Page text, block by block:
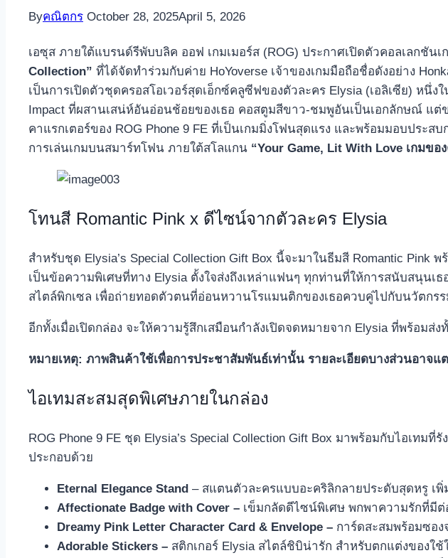
Byคณิตกร October 28, 2025April 5, 2026
เอซุส ภายใต้แบรนด์รีพับบลิค ออฟ เกมเมอร์ส (ROG) ประกาศเปิดตัวคอลเลกชัน
Collection” ที่ได้จัดทำร่วมกับค่าย HoYoverse เจ้าของเกมมือถือชื่อดังอย่าง
เป็นการเปิดตัวชุดครอสโอเวอร์สุดเอ็กซ์คลูซีฟของตัวละคร Elysia (เอลิเซีย) ห
Impact ที่ผสานเสน่ห์อันอ่อนช้อยของเธอ คอสตูมสีขาว-ชมพูอันเป็นเอกลักษณ์ แ
คาแรกเตอร์ของ ROG Phone 9 FE ที่เป็นเกมมิ่งโฟนสุดแรง และพร้อมมอบปร
การเล่นเกมบนสมาร์ทโฟน ภายใต้สโลแกน “Your Game, Lit With Love เกมขอ
โทนสี Romantic Pink x ดีไซน์จากตัวละคร Elysia
สำหรับชุด Elysia’s Special Collection Gift Box นี้จะมาในธีมสี Romantic Pink
เป็นข้อความพิเศษที่ทาง Elysia ตั้งใจส่งถึงเหล่าแฟนๆ ทุกท่านที่ให้การสนับสนุน
สไตล์พิกเซล เพื่อถ่ายทอดตัวตนที่อ่อนหวานโรแมนติกของเธอควบคู่ไปกับนวัตกรร
อีกทั้งเมื่อเปิดกล่อง จะให้ความรู้สึกเสมือนกำลังเปิดจดหมายจาก Elysia ที่พร้อม
หมายเหตุ: ภาพสินค้าใช้เพื่อการประชาสัมพันธ์เท่านั้น รายละเอียดบางส่วนอาจแ
ไอเทมสะสมสุดพิเศษภายในกล่อง
ROG Phone 9 FE ชุด Elysia’s Special Collection Gift Box มาพร้อมกับไอเท
ประกอบด้วย
Eternal Elegance Stand – สแตนตัวละครแบบอะคริลิกลายประดับสุดหรู เ
Affectionate Badge with Cover – เข็มกลัดดีไซน์พิเศษ พกพาความรักที่มีต่
Dreamy Pink Letter Character Card & Envelope – การ์ดสะสมพร้อมซอ
Adorable Stickers – สติกเกอร์ Elysia สไตล์ชิบิน่ารัก สำหรับตกแต่งของใ